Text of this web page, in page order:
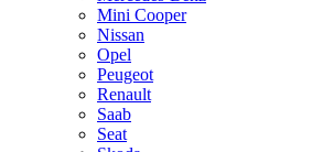
Mini Cooper
Nissan
Opel
Peugeot
Renault
Saab
Seat